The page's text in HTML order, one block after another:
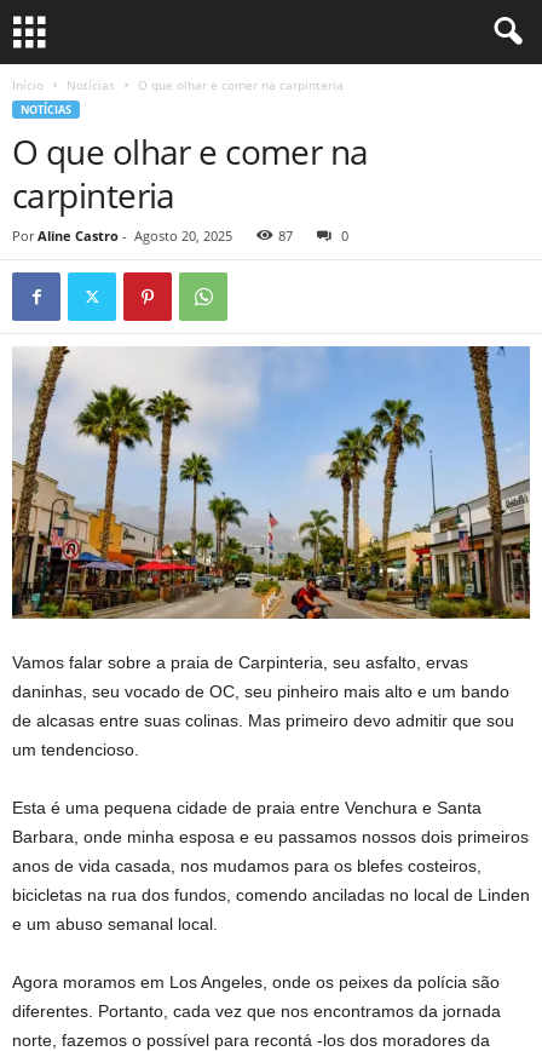
Início Notícias O que olhar e comer na carpinteria
NOTÍCIAS
O que olhar e comer na
carpinteria
Por Aline Castro - Agosto 20, 2025 87 0
Vamos falar sobre a praia de Carpinteria, seu asfalto, ervas
daninhas, seu vocado de OC, seu pinheiro mais alto e um bando
de alcasas entre suas colinas. Mas primeiro devo admitir que sou
um tendencioso.
Esta é uma pequena cidade de praia entre Venchura e Santa
Barbara, onde minha esposa e eu passamos nossos dois primeiros
anos de vida casada, nos mudamos para os blefes costeiros,
bicicletas na rua dos fundos, comendo anciladas no local de Linden
e um abuso semanal local.
Agora moramos em Los Angeles, onde os peixes da polícia são
diferentes. Portanto, cada vez que nos encontramos da jornada
norte, fazemos o possível para recontá -los dos moradores da